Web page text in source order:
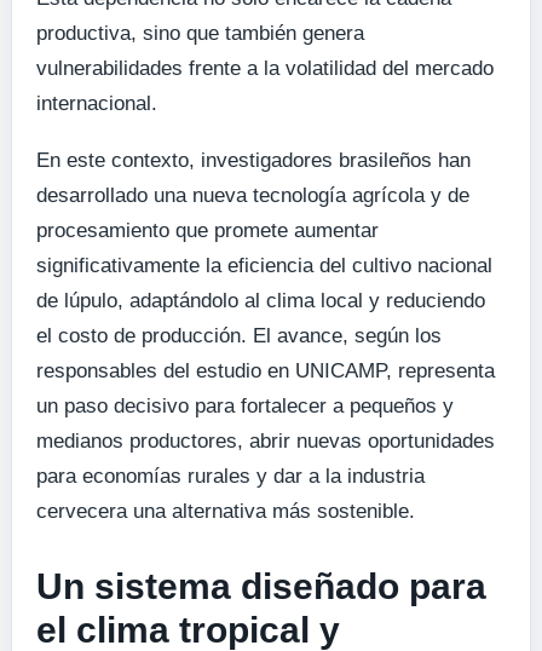
productiva, sino que también genera
vulnerabilidades frente a la volatilidad del mercado
internacional.
En este contexto, investigadores brasileños han
desarrollado una nueva tecnología agrícola y de
procesamiento que promete aumentar
significativamente la eficiencia del cultivo nacional
de lúpulo, adaptándolo al clima local y reduciendo
el costo de producción. El avance, según los
responsables del estudio en UNICAMP, representa
un paso decisivo para fortalecer a pequeños y
medianos productores, abrir nuevas oportunidades
para economías rurales y dar a la industria
cervecera una alternativa más sostenible.
Un sistema diseñado para
el clima tropical y